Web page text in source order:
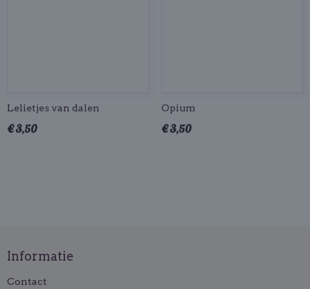
Lelietjes van dalen
€ 3,50
Opium
€ 3,50
Informatie
Contact